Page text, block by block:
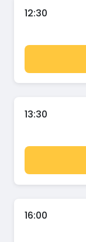
12:30
13:30
16:00